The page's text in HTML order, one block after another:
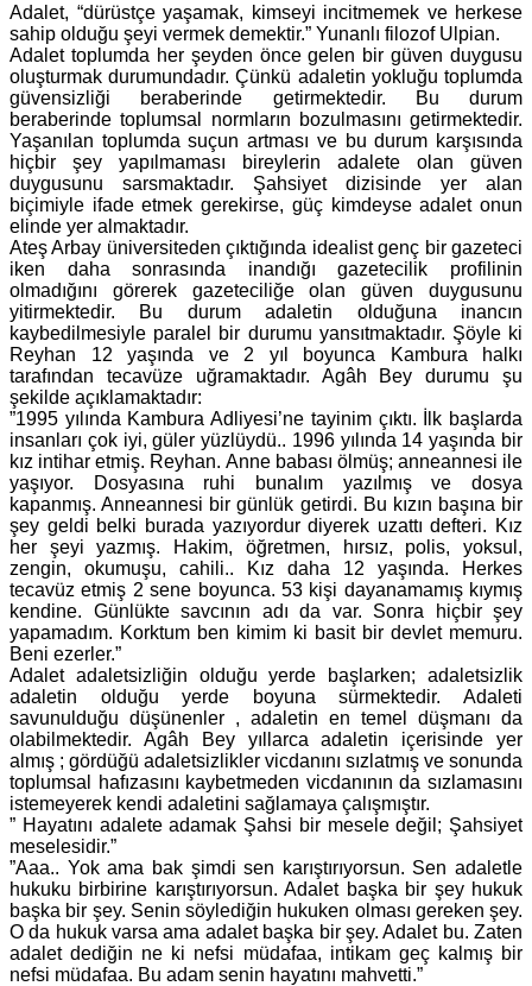
Adalet, “dürüstçe yaşamak, kimseyi incitmemek ve herkese
sahip olduğu şeyi vermek demektir.” Yunanlı filozof Ulpian.
Adalet toplumda her şeyden önce gelen bir güven duygusu
oluşturmak durumundadır. Çünkü adaletin yokluğu toplumda
güvensizliği beraberinde getirmektedir. Bu durum
beraberinde toplumsal normların bozulmasını getirmektedir.
Yaşanılan toplumda suçun artması ve bu durum karşısında
hiçbir şey yapılmaması bireylerin adalete olan güven
duygusunu sarsmaktadır. Şahsiyet dizisinde yer alan
biçimiyle ifade etmek gerekirse, güç kimdeyse adalet onun
elinde yer almaktadır.
Ateş Arbay üniversiteden çıktığında idealist genç bir gazeteci
iken daha sonrasında inandığı gazetecilik profilinin
olmadığını görerek gazeteciliğe olan güven duygusunu
yitirmektedir. Bu durum adaletin olduğuna inancın
kaybedilmesiyle paralel bir durumu yansıtmaktadır. Şöyle ki
Reyhan 12 yaşında ve 2 yıl boyunca Kambura halkı
tarafından tecavüze uğramaktadır. Agâh Bey durumu şu
şekilde açıklamaktadır:
”1995 yılında Kambura Adliyesi’ne tayinim çıktı. İlk başlarda
insanları çok iyi, güler yüzlüydü.. 1996 yılında 14 yaşında bir
kız intihar etmiş. Reyhan. Anne babası ölmüş; anneannesi ile
yaşıyor. Dosyasına ruhi bunalım yazılmış ve dosya
kapanmış. Anneannesi bir günlük getirdi. Bu kızın başına bir
şey geldi belki burada yazıyordur diyerek uzattı defteri. Kız
her şeyi yazmış. Hakim, öğretmen, hırsız, polis, yoksul,
zengin, okumuşu, cahili.. Kız daha 12 yaşında. Herkes
tecavüz etmiş 2 sene boyunca. 53 kişi dayanamamış kıymış
kendine. Günlükte savcının adı da var. Sonra hiçbir şey
yapamadım. Korktum ben kimim ki basit bir devlet memuru.
Beni ezerler.”
Adalet adaletsizliğin olduğu yerde başlarken; adaletsizlik
adaletin olduğu yerde boyuna sürmektedir. Adaleti
savunulduğu düşünenler , adaletin en temel düşmanı da
olabilmektedir. Agâh Bey yıllarca adaletin içerisinde yer
almış ; gördüğü adaletsizlikler vicdanını sızlatmış ve sonunda
toplumsal hafızasını kaybetmeden vicdanının da sızlamasını
istemeyerek kendi adaletini sağlamaya çalışmıştır.
” Hayatını adalete adamak Şahsi bir mesele değil; Şahsiyet
meselesidir.”
”Aaa.. Yok ama bak şimdi sen karıştırıyorsun. Sen adaletle
hukuku birbirine karıştırıyorsun. Adalet başka bir şey hukuk
başka bir şey. Senin söylediğin hukuken olması gereken şey.
O da hukuk varsa ama adalet başka bir şey. Adalet bu. Zaten
adalet dediğin ne ki nefsi müdafaa, intikam geç kalmış bir
nefsi müdafaa. Bu adam senin hayatını mahvetti.”